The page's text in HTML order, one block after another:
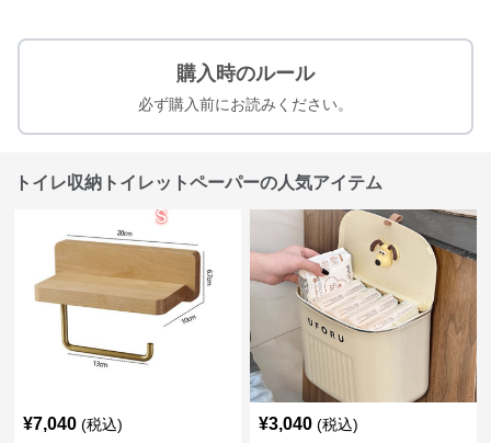
購入時のルール
必ず購入前にお読みください。
トイレ収納トイレットペーパーの人気アイテム
¥7,040 (税込) ¥3,040 (税込)